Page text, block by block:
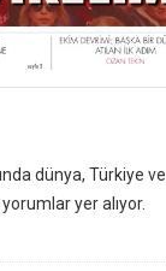
dünya, Türkiye ve
yer alıyor.